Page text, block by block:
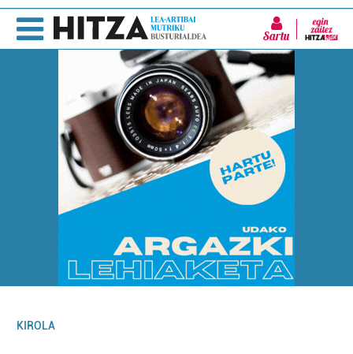
Sartu
KIROLA